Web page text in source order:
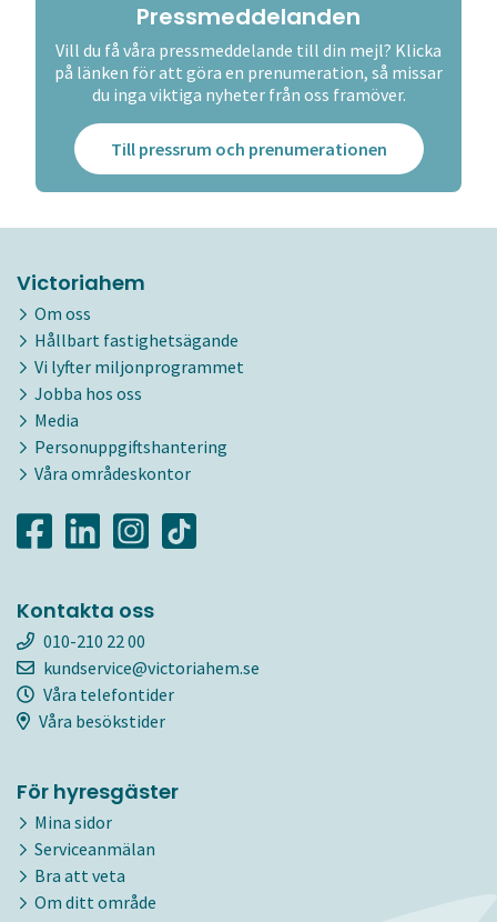
Pressmeddelanden
Vill du få våra pressmeddelande till din mejl? Klicka
på länken för att göra en prenumeration, så missar
du inga viktiga nyheter från oss framöver.
Till pressrum och prenumerationen
Victoriahem
Om oss
Hållbart fastighetsägande
Vi lyfter miljonprogrammet
Jobba hos oss
Media
Personuppgiftshantering
Våra områdeskontor
Kontakta oss
010-210 22 00
kundservice@victoriahem.se
Våra telefontider
Våra besökstider
För hyresgäster
Mina sidor
Serviceanmälan
Bra att veta
Om ditt område